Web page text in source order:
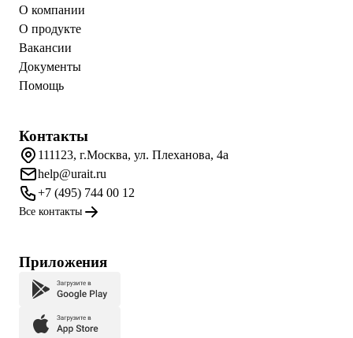
О компании
О продукте
Вакансии
Документы
Помощь
Контакты
111123, г.Москва, ул. Плеханова, 4а
help@urait.ru
+7 (495) 744 00 12
Все контакты
Приложения